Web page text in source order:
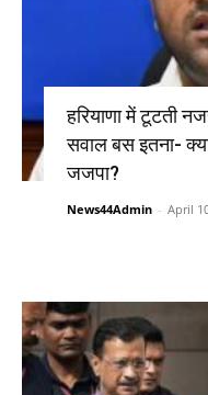
हरियाणा में टूटती
सवाल बस इतना-
जजपा?
News44Admin - April